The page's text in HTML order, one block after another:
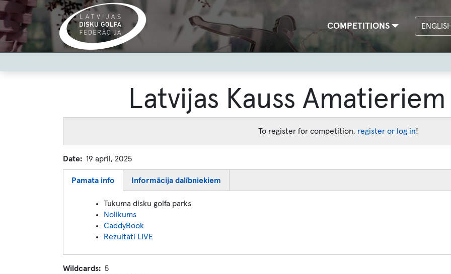
Skip
main
content
navigation
COMPETITIONS ENGLISH
menu
Latvijas Kauss
To register for competition, register or log in!
Date 19 april, 2025
Pamata info
Informācija dalībniekiem
Tukuma disku golfa parks
Nolikums
CaddyBook
Rezultāti LIVE
Wildcards
5